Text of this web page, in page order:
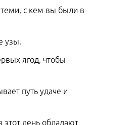
с кем вы были в
узы.
ягод, чтобы
путь удаче и
день обладают